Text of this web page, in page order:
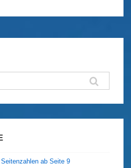
ab Seite 9